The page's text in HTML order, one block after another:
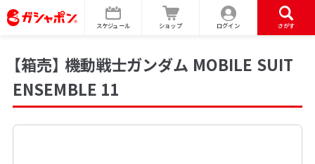
スケジュール ショップ ログイン さがす
【箱売】 機動戦士ガンダム MOBILE SUIT
ENSEMBLE 11